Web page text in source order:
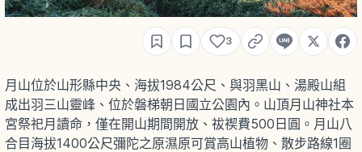
3
月山位於山形縣中央、海拔1984公尺、與羽黑山、湯殿山組
成出羽三山靈峰、位於磐梯朝日國立公園內。山頂月山神社本
宮祭祀月讀命，僅在開山期間開放、祓禊費500日圓。月山八
合目海拔1400公尺彌陀之原濕原可賞高山植物、散步路線1圈